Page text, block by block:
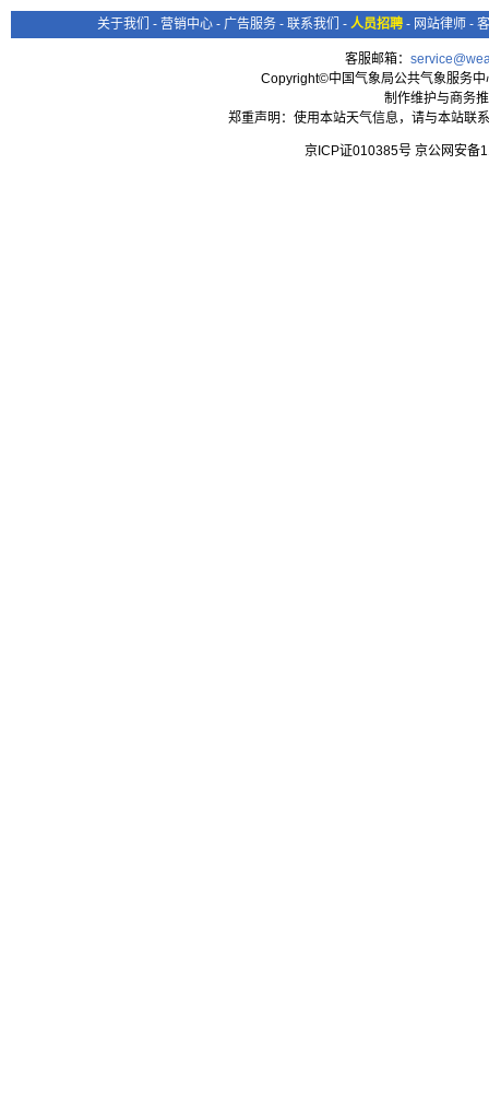
关于我们 - 营销中心 - 广告服务 - 联系我们 - 人员招聘 - 网站律师 -
客服邮箱：
Copyright©中国气象局公共气象服务
制作维护与商务
郑重声明：使用本站天气信息，请与本站联
京ICP证010385号 京公网安备